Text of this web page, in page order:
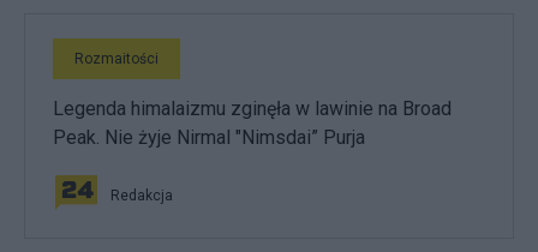
Rozmaitości
Legenda himalaizmu zginęła w lawinie na Broad
Peak. Nie żyje Nirmal "Nimsdai” Purja
Redakcja